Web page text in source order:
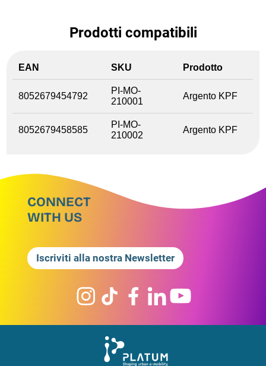
Prodotti compatibili
EAN SKU Prodotto
8052679454792
PI-MO-
210001
Argento KPF
8052679458585
PI-MO-
210002
Argento KPF
CONNECT
WITH US
Iscriviti alla nostra Newsletter